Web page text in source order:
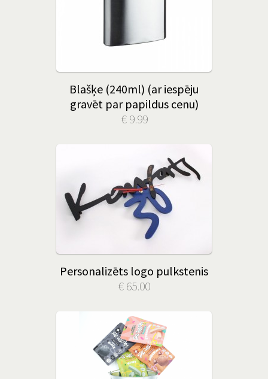
Blašķe (240ml) (ar iespēju
gravēt par papildus cenu)
€ 9.99
Personalizēts logo pulkstenis
€ 65.00